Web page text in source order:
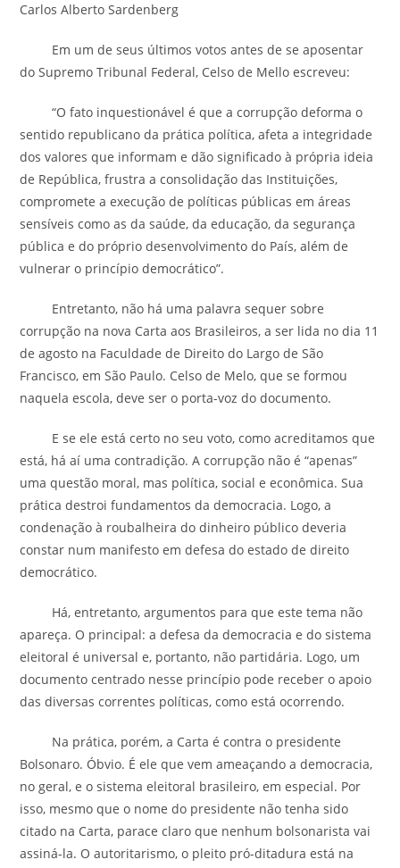
Carlos Alberto Sardenberg
Em um de seus últimos votos antes de se aposentar
do Supremo Tribunal Federal, Celso de Mello escreveu:
“O fato inquestionável é que a corrupção deforma o
sentido republicano da prática política, afeta a integridade
dos valores que informam e dão significado à própria ideia
de República, frustra a consolidação das Instituições,
compromete a execução de políticas públicas em áreas
sensíveis como as da saúde, da educação, da segurança
pública e do próprio desenvolvimento do País, além de
vulnerar o princípio democrático”.
Entretanto, não há uma palavra sequer sobre
corrupção na nova Carta aos Brasileiros, a ser lida no dia 11
de agosto na Faculdade de Direito do Largo de São
Francisco, em São Paulo. Celso de Melo, que se formou
naquela escola, deve ser o porta-voz do documento.
E se ele está certo no seu voto, como acreditamos que
está, há aí uma contradição. A corrupção não é “apenas”
uma questão moral, mas política, social e econômica. Sua
prática destroi fundamentos da democracia. Logo, a
condenação à roubalheira do dinheiro público deveria
constar num manifesto em defesa do estado de direito
democrático.
Há, entretanto, argumentos para que este tema não
apareça. O principal: a defesa da democracia e do sistema
eleitoral é universal e, portanto, não partidária. Logo, um
documento centrado nesse princípio pode receber o apoio
das diversas correntes políticas, como está ocorrendo.
Na prática, porém, a Carta é contra o presidente
Bolsonaro. Óbvio. É ele que vem ameaçando a democracia,
no geral, e o sistema eleitoral brasileiro, em especial. Por
isso, mesmo que o nome do presidente não tenha sido
citado na Carta, parace claro que nenhum bolsonarista vai
assiná-la. O autoritarismo, o pleito pró-ditadura está na